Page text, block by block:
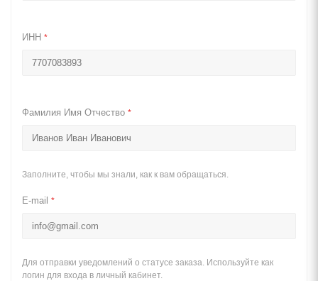
ИНН *
Фамилия Имя Отчество *
Заполните, чтобы мы знали, как к вам обращаться.
E-mail *
Для отправки уведомлений о статусе заказа. Используйте как
логин для входа в личный кабинет.